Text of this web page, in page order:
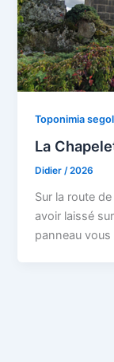
Toponimia
La
Didier/2026
Sur la route
avoir laissé
panneau